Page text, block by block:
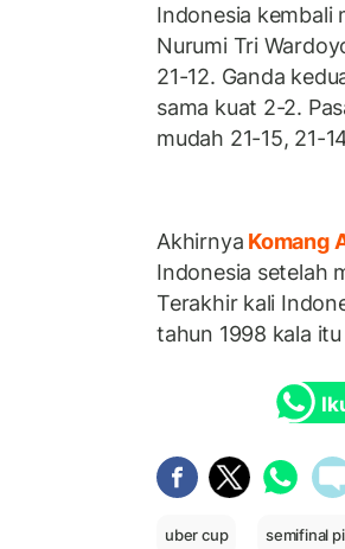
Indonesia kembali
Nurumi Tri
21-12. Ganda
sama kuat 2-2.
mudah 21-15, 21-
Akhirnya Komang
Indonesia setelah
Terakhir kali
tahun 1998 kala
uber cup semifinal